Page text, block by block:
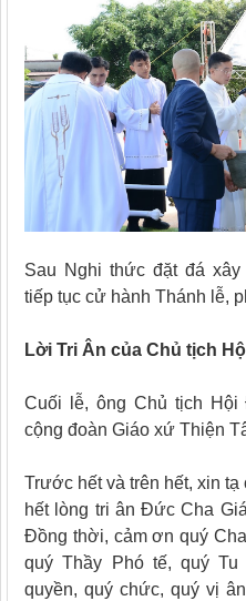
Sau Nghi thức đặt đá
tiếp tục cử hành Thánh lễ,
Lời Tri Ân của Chủ tịch
Cuối lễ, ông Chủ tịch
cộng đoàn Giáo xứ Thiện
Trước hết và trên hết, xin
hết lòng tri ân Đức Cha
Đồng thời, cảm ơn quý
quý Thầy Phó tế, quý
quyền, quý chức, quý vị